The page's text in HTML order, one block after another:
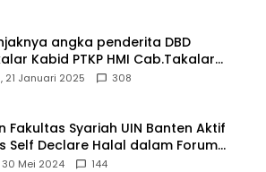
angka penderita DBD
Kabid PTKP HMI Cab.Takalar
bicara
21 Januari 2025 308
Fakultas Syariah UIN Banten Aktif
Self Declare Halal dalam Forum
MUI
30 Mei 2024 144